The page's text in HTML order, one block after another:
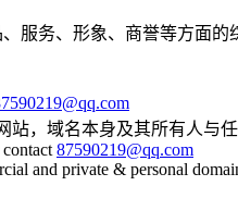
服务、形象、商誉等方面
，域名本身及其所有人与
87590219@qq.com
and private & personal